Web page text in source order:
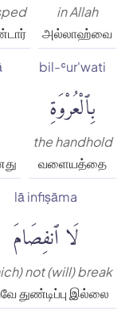
in Allah
அல்லாஹ்வை
bil-ʿur'wati
بِٱلْعُرْوَةِ
the handhold
வளையத்தை
lā infiṣāma
لَا ٱنفِصَامَ
not (will) break
துண்டிப்பு இல்லை